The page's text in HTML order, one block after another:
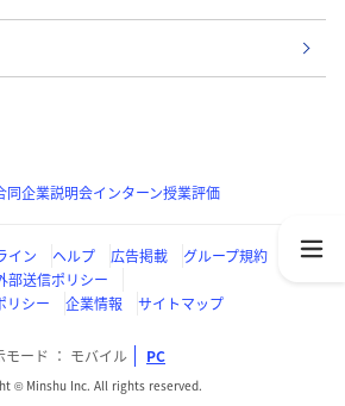
同企業説明会インターン授業評価
イン ヘルプ 広告掲載
グループ規約
部送信ポリシー
リシー
企業情報 サイトマップ
モード モバイル PC
© Minshu Inc. All rights reserved.